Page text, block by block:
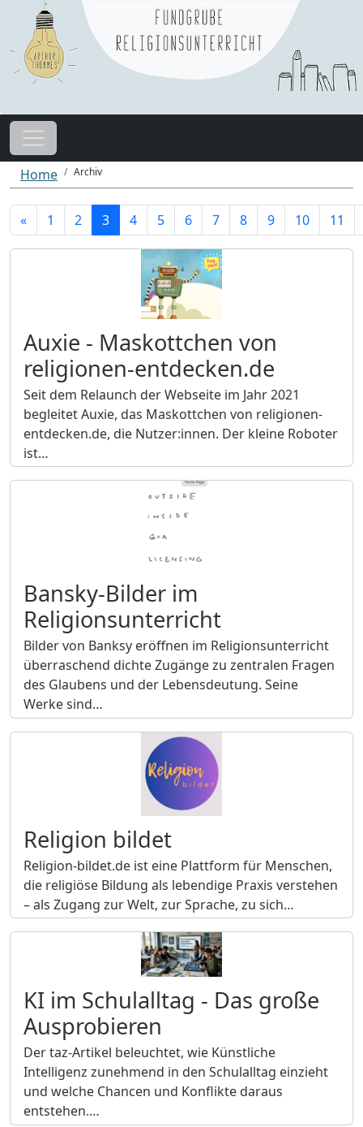
Home Archiv
« 1 2 3 4 5 6 7 8 9 10 11
Auxie - Maskottchen von
religionen-entdecken.de
Seit dem Relaunch der Webseite im Jahr 2021
begleitet Auxie, das Maskottchen von religionen-
entdecken.de, die Nutzer:innen. Der kleine Roboter
ist…
Bansky-Bilder im
Religionsunterricht
Bilder von Banksy eröffnen im Religionsunterricht
überraschend dichte Zugänge zu zentralen Fragen
des Glaubens und der Lebensdeutung. Seine
Werke sind…
Religion bildet
Religion-bildet.de ist eine Plattform für Menschen,
die religiöse Bildung als lebendige Praxis verstehen
– als Zugang zur Welt, zur Sprache, zu sich…
KI im Schulalltag - Das große
Ausprobieren
Der taz-Artikel beleuchtet, wie Künstliche
Intelligenz zunehmend in den Schulalltag einzieht
und welche Chancen und Konflikte daraus
entstehen.…